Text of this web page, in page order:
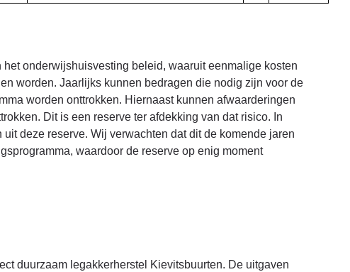
onderwijshuisvesting beleid, waaruit eenmalige kosten
worden. Jaarlijks kunnen bedragen die nodig zijn voor de
worden onttrokken. Hiernaast kunnen afwaarderingen
Dit is een reserve ter afdekking van dat risico. In
deze reserve. Wij verwachten dat dit de komende jaren
waardoor de reserve op enig moment
duurzaam legakkerherstel Kievitsbuurten. De uitgaven